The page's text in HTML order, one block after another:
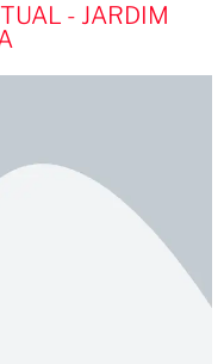
- JARDIM